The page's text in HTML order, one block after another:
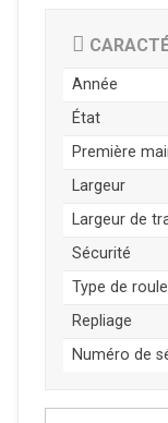
Année
État
Première
Largeur
Largeur de
Sécurité
Type de
Repliage
Numéro de